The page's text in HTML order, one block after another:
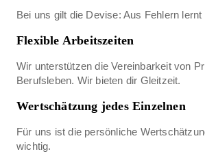
Bei uns gilt die Devise: Aus Fehlern lernt
Flexible Arbeitszeiten
Wir unterstützen die Vereinbarkeit von
Berufsleben. Wir bieten dir Gleitzeit.
Wertschätzung jedes Einzelnen
Für uns ist die persönliche
wichtig.